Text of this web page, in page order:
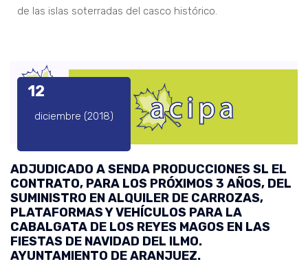
de las islas soterradas del casco histórico.
12
diciembre (2018)
ADJUDICADO A SENDA PRODUCCIONES SL EL
CONTRATO, PARA LOS PRÓXIMOS 3 AÑOS, DEL
SUMINISTRO EN ALQUILER DE CARROZAS,
PLATAFORMAS Y VEHÍCULOS PARA LA
CABALGATA DE LOS REYES MAGOS EN LAS
FIESTAS DE NAVIDAD DEL ILMO.
AYUNTAMIENTO DE ARANJUEZ.